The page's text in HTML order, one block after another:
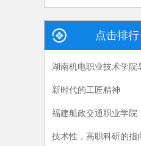
点击排行
新时代的工匠精神
技术性，高职科研的指